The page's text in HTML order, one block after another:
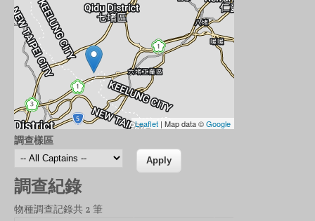
Leaflet | Map data ©Google
調查樣區
調查紀錄
物種調查記錄共 2 筆